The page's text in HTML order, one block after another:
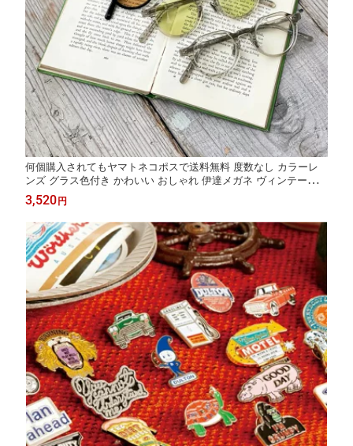
何個購入されてもヤマトネコポスで送料無料 度数なし カラーレ
ンズ グラス色付き かわいい おしゃれ 伊達メガネ ヴィンテージフ
レーム クラウンパント サングラス メガネ GLASSES COLOR LE
NS グラス UVカットレンズ 紫外線対策 Glasses DULTON ダルト
ン YGJ132
3,520 円